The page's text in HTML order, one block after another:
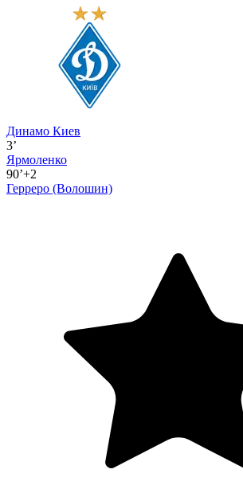
Динамо Киев
3’
Ярмоленко
90’+2
Герреро (Волошин)